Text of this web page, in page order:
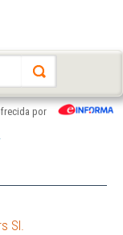
por
Sl.